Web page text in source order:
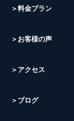
＞料金プラン
＞お客様の声
＞アクセス
＞ブログ